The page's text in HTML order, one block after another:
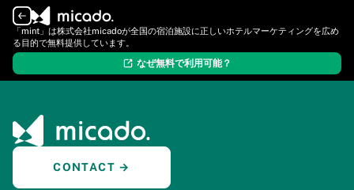
「mint」は株式会社micadoが全国の宿泊施設に正しいホテルマーケティングを広め
る目的で無料提供しています。
なぜ無料で利用可能？
ログイン 新規登録
CONTACT →